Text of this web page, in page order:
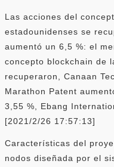
Las acciones del
estadounidenses se
aumentó un 6,5 %: el
concepto blockchain de
recuperaron, Canaan
Marathon Patent
3,55 %, Ebang
[2021/2/26 17:57:13]
Características del
nodos diseñada por el